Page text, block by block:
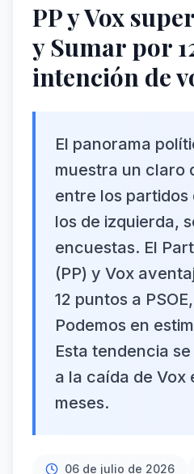
PP y Vox
y Sumar por
intención de
El panorama
muestra un claro
entre los
los de izquierda,
encuestas. El
(PP) y Vox
12 puntos a
Podemos en
Esta tendencia
a la caída de Vox
meses.
06 de julio de 2026